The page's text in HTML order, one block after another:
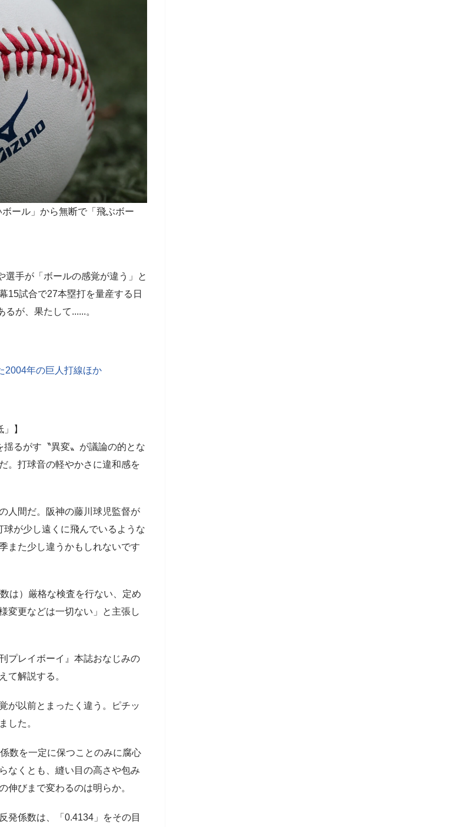
ール」から無断で「飛ぶボー
手が「ボールの感覚が違う」と
15試合で27本塁打を量産する日
が、果たして......。
2004年の巨人打線ほか
】
るがす〝異変〟が議論の的とな
。打球音の軽やかさに違和感を
人間だ。阪神の藤川球児監督が
が少し遠くに飛んでいるような
また少し違うかもしれないです
は）厳格な検査を行ない、定め
変更などは一切ない」と主張し
プレイボーイ』本誌おなじみの
て解説する。
が以前とまったく違う。ピチッ
した。
数を一定に保つことのみに腐心
なくとも、縫い目の高さや包み
伸びまで変わるのは明らか。
発係数は、「0.4134」をその目